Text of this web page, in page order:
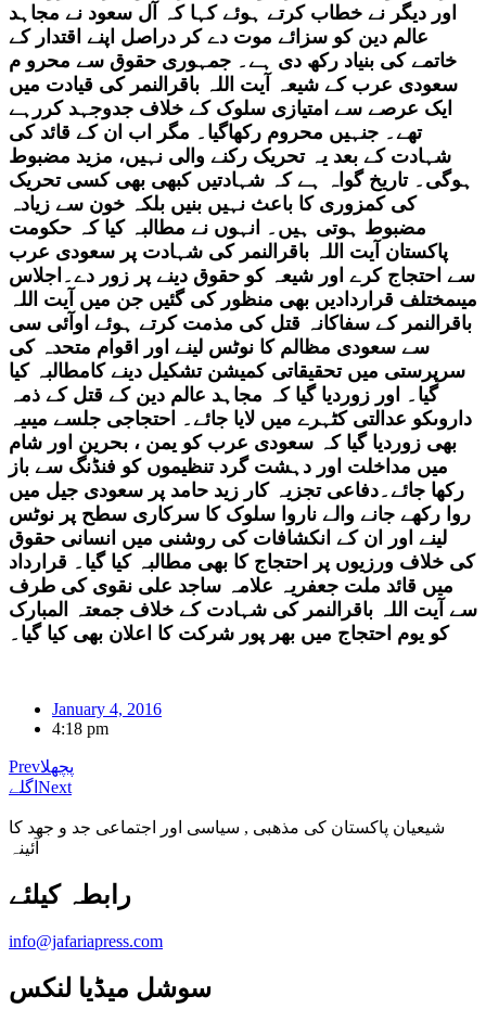
اور دیگر نے خطاب کرتے ہوئے کہا کہ آل سعود نے مجاہد
عالم دین کو سزائے موت دے کر دراصل اپنے اقتدار کے
خاتمے کی بنیاد رکھ دی ہے۔ جمہوری حقوق سے محرو م
سعودی عرب کے شیعہ آیت اللہ باقرالنمر کی قیادت میں
ایک عرصے سے امتیازی سلوک کے خلاف جدوجہد کررہے
تھے۔ جنہیں محروم رکھاگیا۔ مگر اب ان کے قائد کی
شہادت کے بعد یہ تحریک رکنے والی نہیں، مزید مضبوط
ہوگی۔ تاریخ گواہ ہے کہ شہادتیں کبھی بھی کسی تحریک
کی کمزوری کا باعث نہیں بنیں بلکہ خون سے زیادہ
مضبوط ہوتی ہیں۔ انہوں نے مطالبہ کیا کہ حکومت
پاکستان آیت اللہ باقرالنمر کی شہادت پر سعودی عرب
سے احتجاج کرے اور شیعہ کو حقوق دینے پر زور دے۔اجلاس
میںمختلف قراردادیں بھی منظور کی گئیں جن میں آیت اللہ
باقرالنمر کے سفاکانہ قتل کی مذمت کرتے ہوئے اوآئی سی
سے سعودی مظالم کا نوٹس لینے اور اقوام متحدہ کی
سرپرستی میں تحقیقاتی کمیشن تشکیل دینے کامطالبہ کیا
گیا۔ اور زوردیا گیا کہ مجاہد عالم دین کے قتل کے ذمہ
داروںکو عدالتی کٹہرے میں لایا جائے۔ احتجاجی جلسے میںیہ
بھی زوردیا گیا کہ سعودی عرب کو یمن ، بحرین اور شام
میں مداخلت اور دہشت گرد تنظیموں کو فنڈنگ سے باز
رکھا جائے۔دفاعی تجزیہ کار زید حامد پر سعودی جیل میں
روا رکھے جانے والے ناروا سلوک کا سرکاری سطح پر نوٹس
لینے اور ان کے انکشافات کی روشنی میں انسانی حقوق
کی خلاف ورزیوں پر احتجاج کا بھی مطالبہ کیا گیا۔ قرارداد
میں قائد ملت جعفریہ علامہ ساجد علی نقوی کی طرف
سے آیت اللہ باقرالنمر کی شہادت کے خلاف جمعتہ المبارک
کو یوم احتجاج میں بھر پور شرکت کا اعلان بھی کیا گیا۔
January 4, 2016
4:18 pm
Prevپچھلا
اگلے Next
شیعیان پاکستان کی مذهبی , سیاسی اور اجتماعی جد و جهد کا
آئینہ
info@jafariapress.com​
سوشل میڈیا لنکس